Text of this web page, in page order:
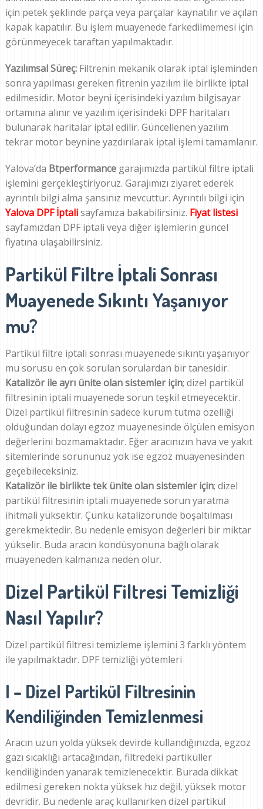
için petek şeklinde parça veya parçalar kaynatılır ve açılan
kapak kapatılır. Bu işlem muayenede farkedilmemesi için
görünmeyecek taraftan yapılmaktadır.
Yazılımsal Süreç:Filtrenin mekanik olarak iptal işleminden
sonra yapılması gereken fitrenin yazılım ile birlikte iptal
edilmesidir. Motor beyni içerisindeki yazılım bilgisayar
ortamına alınır ve yazılım içerisindeki DPF haritaları
bulunarak haritalar iptal edilir. Güncellenen yazılım
tekrar motor beynine yazdırılarak iptal işlemi tamamlanır.
Yalova’da Btperformancegarajımızda partikül filtre iptali
işlemini gerçekleştiriyoruz. Garajımızı ziyaret ederek
ayrıntılı bilgi alma şansınız mevcuttur. Ayrıntılı bilgi için
Yalova DPF İptalisayfamıza bakabilirsiniz. Fiyat listesi
sayfamızdan DPF iptali veya diğer işlemlerin güncel
fiyatına ulaşabilirsiniz.
Partikül Filtre İptali Sonrası
Muayenede Sıkıntı Yaşanıyor
mu?
Partikül filtre iptali sonrası muayenede sıkıntı yaşanıyor
mu sorusu en çok sorulan sorulardan bir tanesidir.
Katalizör ile ayrı ünite olan sistemler için; dizel partikül
filtresinin iptali muayenede sorun teşkil etmeyecektir.
Dizel partikül filtresinin sadece kurum tutma özelliği
olduğundan dolayı egzoz muayenesinde ölçülen emisyon
değerlerini bozmamaktadır. Eğer aracınızın hava ve yakıt
sitemlerinde sorununuz yok ise egzoz muayenesinden
geçebileceksiniz.
Katalizör ile birlikte tek ünite olan sistemler için; dizel
partikül filtresinin iptali muayenede sorun yaratma
ihitmali yüksektir. Çünkü katalizöründe boşaltılması
gerekmektedir. Bu nedenle emisyon değerleri bir miktar
yükselir. Buda aracın kondüsyonuna bağlı olarak
muayeneden kalmanıza neden olur.
Dizel Partikül Filtresi Temizliği
Nasıl Yapılır?
Dizel partikül filtresi temizleme işlemini 3 farklı yöntem
ile yapılmaktadır. DPF temizliği yötemleri
I – Dizel Partikül Filtresinin
Kendiliğinden Temizlenmesi
Aracın uzun yolda yüksek devirde kullandığınızda, egzoz
gazı sıcaklığı artacağından, filtredeki partiküller
kendiliğinden yanarak temizlenecektir. Burada dikkat
edilmesi gereken nokta yüksek hız değil, yüksek motor
devridir. Bu nedenle araç kullanırken dizel partikül